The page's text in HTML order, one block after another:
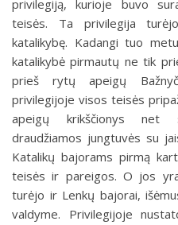
privilegiją, kurioje buvo
teisės. Ta privilegija
katalikybę. Kadangi tuo
katalikybė pirmautų ne tik
prieš rytų apeigų
privilegijoje visos teisės
apeigų krikščionys net
draudžiamos jungtuvės su
Katalikų bajorams pirmą
teisės ir pareigos. O jos
turėjo ir Lenkų bajorai,
valdyme. Privilegijoje